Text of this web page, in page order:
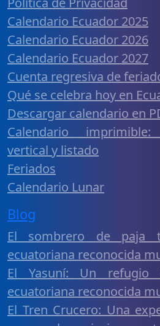
Calendario Ecuador 2025
Calendario Ecuador 2026
Calendario Ecuador 2027
Cuenta regresiva de
Qué se celebra hoy en
Descargar calendario en
Calendario
vertical y listado
Feriados
Calendario Lunar
Blog
El sombrero de paja
ecuatoriana reconocida
El Yasuní: Un refugio
ecuatoriana reconocida
El Tren Crucero: Una